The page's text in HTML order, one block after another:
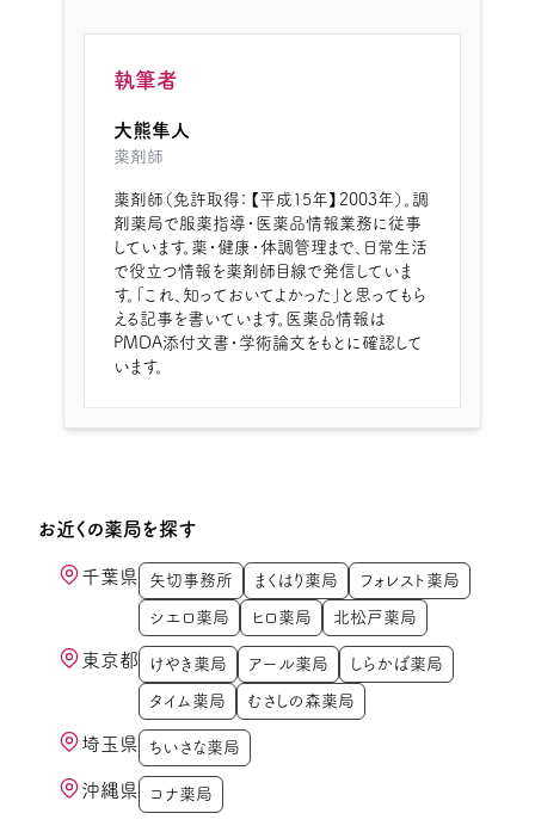
執筆者
大熊隼人
薬剤師
薬剤師（免許取得：【平成15年】2003年）。調
剤薬局で服薬指導・医薬品情報業務に従事
しています。薬・健康・体調管理まで、日常生活
で役立つ情報を薬剤師目線で発信していま
す。「これ、知っておいてよかった」と思ってもら
える記事を書いています。医薬品情報は
PMDA添付文書・学術論文をもとに確認して
います。
お近くの薬局を探す
千葉県 矢切事務所 まくはり薬局 フォレスト薬局
シエロ薬局 ヒロ薬局 北松戸薬局
東京都 けやき薬局 アール薬局 しらかば薬局
タイム薬局 むさしの森薬局
埼玉県 ちいさな薬局
沖縄県 コナ薬局